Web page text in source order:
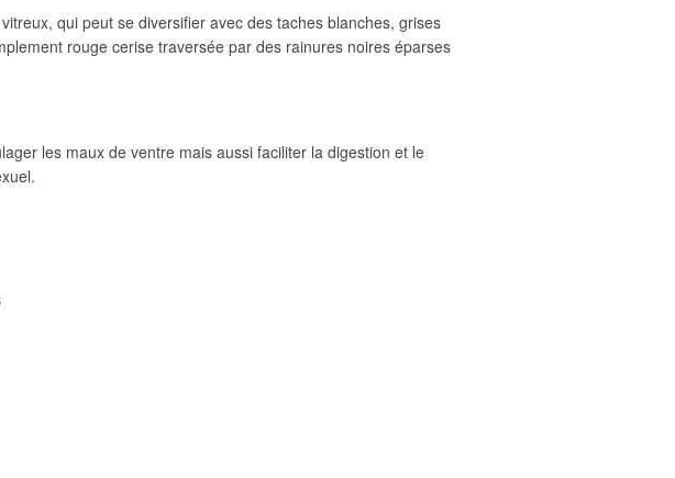
qui peut se diversifier avec des taches blanches, grises
rouge cerise traversée par des rainures noires éparses
les maux de ventre mais aussi faciliter la digestion et le